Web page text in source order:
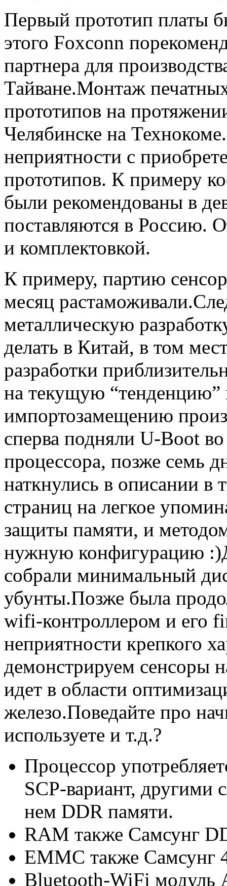
Первый прототип платы
этого Foxconn
партнера для
Тайване.Монтаж
прототипов на
Челябинске на
неприятности с
прототипов. К примеру
были рекомендованы в
поставляются в Россию.
и комплектовкой.
К примеру, партию
месяц
металлическую
делать в Китай, в том
разработки
на текущую “тенденцию”
импортозамещению
сперва подняли U-Boot
процессора, позже семь
наткнулись в описании в
страниц на легкое
защиты памяти, и
нужную конфигурацию
собрали минимальный
убунты.Позже была
wifi-контроллером и его
неприятности крепкого
демонстрируем сенсоры
идет в области
железо.Поведайте про
используете и т.д.?
Процессор
SCP-вариант, другими
нем DDR памяти.
RAM также Самсунг
EMMC также Самсунг
Bluetooth-WiFi модуль